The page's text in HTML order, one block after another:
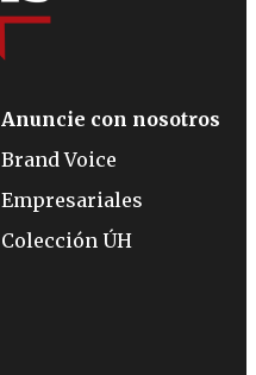
Anuncie con nosotros
Brand Voice
Empresariales
Colección ÚH